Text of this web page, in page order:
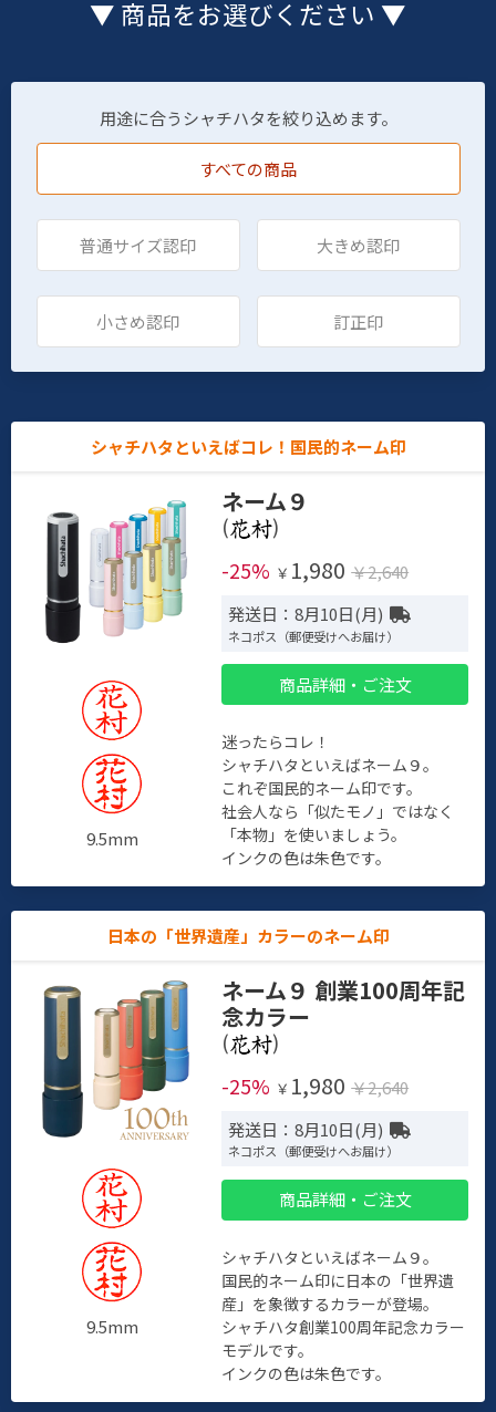
▼ 商品をお選びください ▼
用途に合うシャチハタを絞り込めます。
すべての商品
普通サイズ認印 大きめ認印
小さめ認印 訂正印
シャチハタといえばコレ！国民的ネーム印
9.5mm
ネーム９
(
)
-25% ￥ 1,980 ￥2,640
発送日：8月10日(月)
ネコポス（郵便受けへお届け）
商品詳細・ご注文
迷ったらコレ！
シャチハタといえばネーム９。
これぞ国民的ネーム印です。
社会人なら「似たモノ」ではなく
「本物」を使いましょう。
インクの色は朱色です。
日本の「世界遺産」カラーのネーム印
9.5mm
ネーム９ 創業100周年記
念カラー
(
)
-25% ￥ 1,980 ￥2,640
発送日：8月10日(月)
ネコポス（郵便受けへお届け）
商品詳細・ご注文
シャチハタといえばネーム９。
国民的ネーム印に日本の「世界遺
産」を象徴するカラーが登場。
シャチハタ創業100周年記念カラー
モデルです。
インクの色は朱色です。